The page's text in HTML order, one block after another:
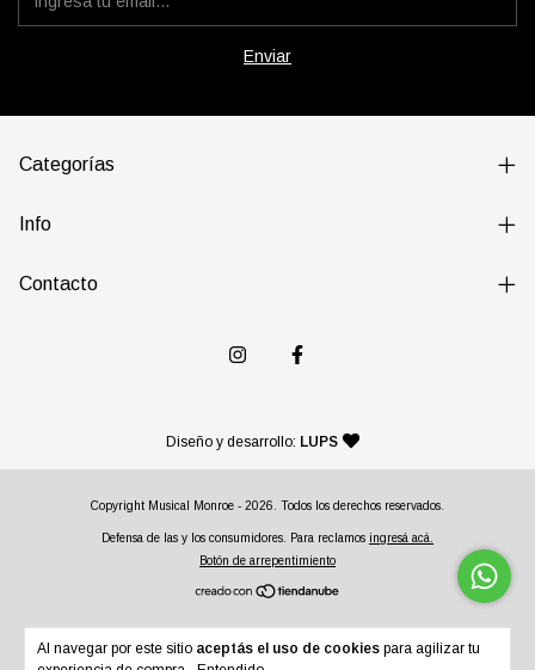
Al navegar por este sitio aceptás el uso de cookies para agilizar tu
Categorías
Info
Contacto
Diseño y desarrollo: LUPS — agencia de diseño y
Copyright Musical Monroe - 2026. Todos los derechos reservados.
Defensa de las y los consumidores. Para reclamos ingresá acá.
Botón de arrepentimiento